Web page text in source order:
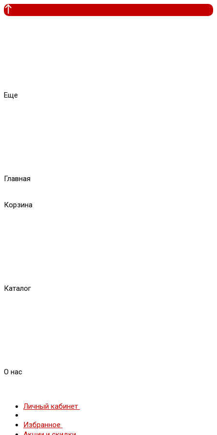
Еще
Главная
Корзина
Каталог
О нас
Личный кабинет
Избранное